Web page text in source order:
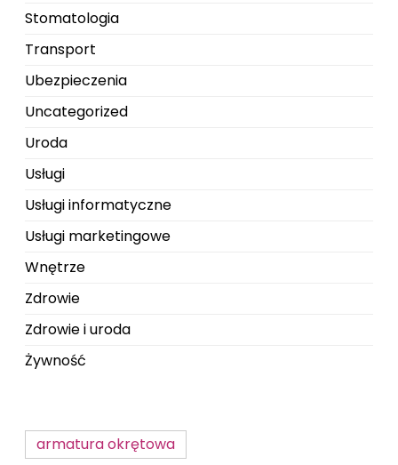
Stomatologia
Transport
Ubezpieczenia
Uncategorized
Uroda
Usługi
Usługi informatyczne
Usługi marketingowe
Wnętrze
Zdrowie
Zdrowie i uroda
Żywność
armatura okrętowa